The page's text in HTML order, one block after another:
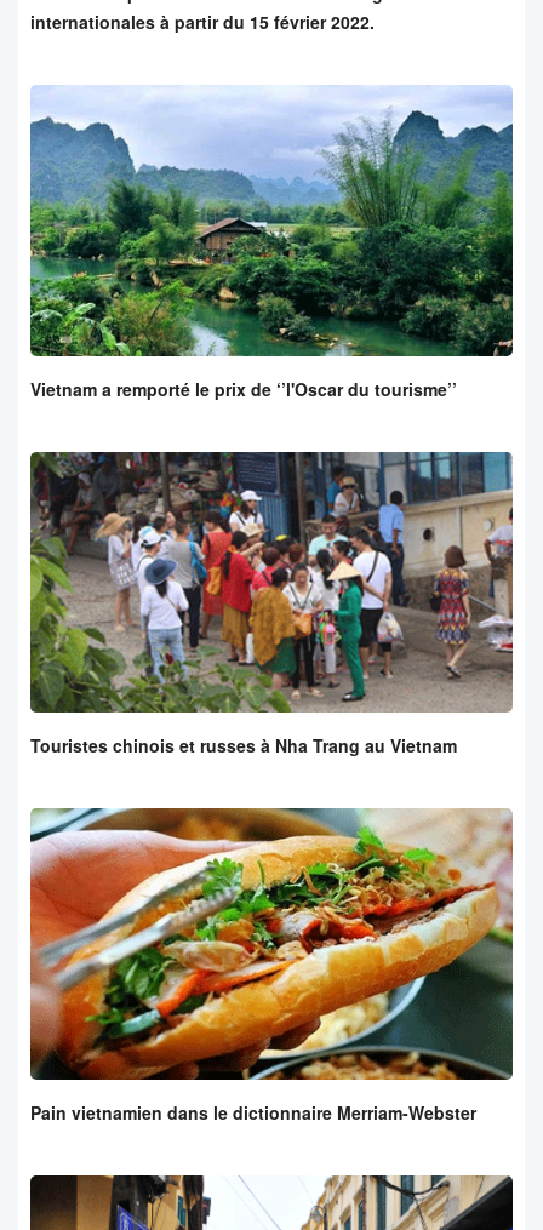
internationales à partir du 15 février 2022.
Vietnam a remporté le prix de ‘’l'Oscar du tourisme’’
Touristes chinois et russes à Nha Trang au Vietnam
Pain vietnamien dans le dictionnaire Merriam-Webster